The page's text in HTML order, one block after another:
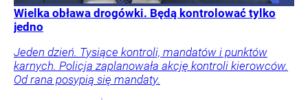
Wielka obława drogówki. Będą kontrolować tylko
jedno
Jeden dzień. Tysiące kontroli, mandatów i punktów
karnych. Policja zaplanowała akcję kontroli kierowców.
Od rana posypią się mandaty.